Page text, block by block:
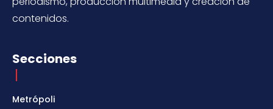
contenidos.
Secciones
Metrópoli